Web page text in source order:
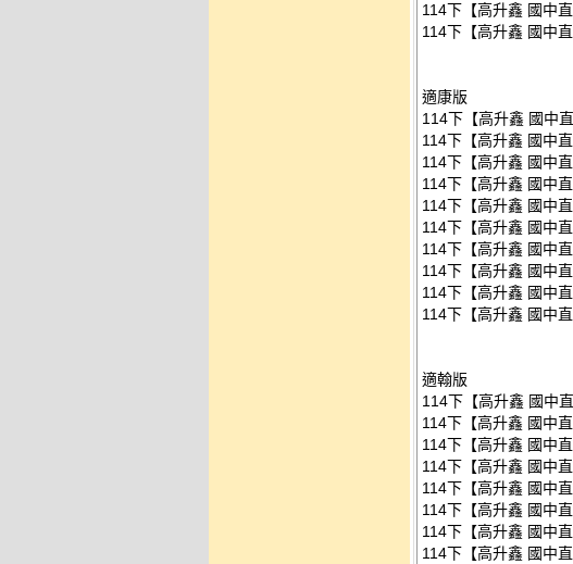
114下【高升鑫 國中
114下【高升鑫 國中
適康版
114下【高升鑫 國中
114下【高升鑫 國中
114下【高升鑫 國中
114下【高升鑫 國中
114下【高升鑫 國中
114下【高升鑫 國中
114下【高升鑫 國中
114下【高升鑫 國中
114下【高升鑫 國中
114下【高升鑫 國中
適翰版
114下【高升鑫 國中
114下【高升鑫 國中
114下【高升鑫 國中
114下【高升鑫 國中
114下【高升鑫 國中
114下【高升鑫 國中
114下【高升鑫 國中
114下【高升鑫 國中